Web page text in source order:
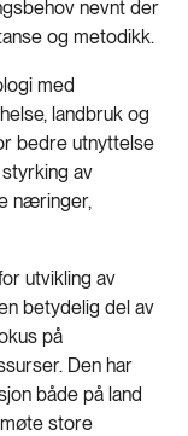
nevnt der
og metodikk.
med
landbruk og
bedre utnyttelse
av
næringer,
utvikling av
betydelig del av
på
Den har
både på land
store